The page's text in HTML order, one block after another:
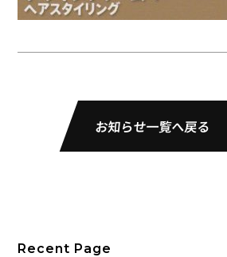
お知らせ一覧へ戻る
Recent Page